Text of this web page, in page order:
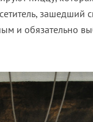
зашедший
и обязательно